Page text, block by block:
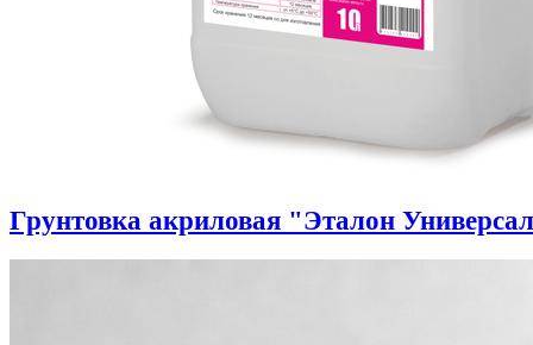
Грунтовка акриловая "Эталон